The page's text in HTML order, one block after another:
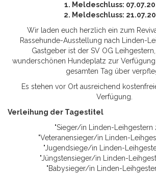
1. Meldeschluss:
2. Meldeschluss:
Wir laden euch herzlich ein zum
Rassehunde-Ausstellung nach Linden-
Gastgeber ist der SV OG
wunderschönen Hundeplatz zur
gesamten Tag über
Es stehen vor Ort ausreichend
Verfügung.
Verleihung der Tagestitel
"Sieger/in Linden-Leihgestern
"Veteranensieger/in Linden-
"Jugendsiege/in Linden-
"Jüngstensieger/in Linden-
"Babysieger/in Linden-